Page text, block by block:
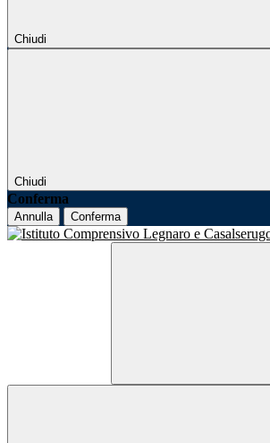
Chiudi
Chiudi
Conferma
Annulla Conferma